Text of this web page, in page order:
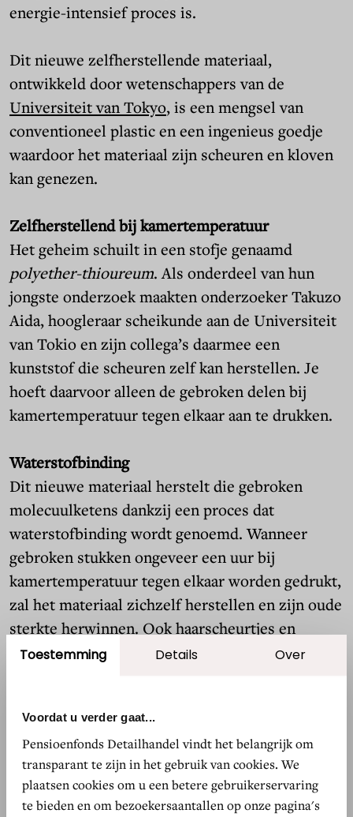
Toestemming Details Over
Voordat u verder gaat...
Pensioenfonds Detailhandel vindt het belangrijk om
transparant te zijn in het gebruik van cookies. We
plaatsen cookies om u een betere gebruikerservaring
te bieden en om bezoekersaantallen op onze pagina's
energie-intensief proces is.
Dit nieuwe zelfherstellende materiaal,
ontwikkeld door wetenschappers van de
Universiteit van Tokyo, is een mengsel van
conventioneel plastic en een ingenieus goedje
waardoor het materiaal zijn scheuren en kloven
kan genezen.
Zelfherstellend bij kamertemperatuur
Het geheim schuilt in een stofje genaamd
polyether-thioureum. Als onderdeel van hun
jongste onderzoek maakten onderzoeker Takuzo
Aida, hoogleraar scheikunde aan de Universiteit
van Tokio en zijn collega’s daarmee een
kunststof die scheuren zelf kan herstellen. Je
hoeft daarvoor alleen de gebroken delen bij
kamertemperatuur tegen elkaar aan te drukken.
Waterstofbinding
Dit nieuwe materiaal herstelt die gebroken
molecuulketens dankzij een proces dat
waterstofbinding wordt genoemd. Wanneer
gebroken stukken ongeveer een uur bij
kamertemperatuur tegen elkaar worden gedrukt,
zal het materiaal zichzelf herstellen en zijn oude
sterkte herwinnen. Ook haarscheurtjes en
inwendige barstjes of breuken herstellen
meer smartphoneschermen, huishoudelijke
apparaten, meubels, brilmonturen en zelfs
auto's.